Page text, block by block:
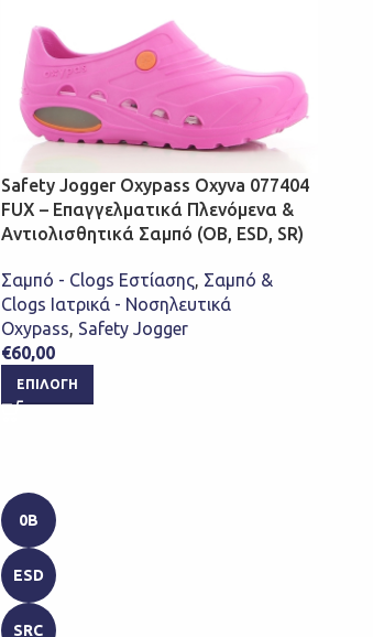
Safety Jogger Oxypass Oxyva 077404
FUX – Επαγγελματικά Πλενόμενα &
Αντιολισθητικά Σαμπό (ΟΒ, ESD, SR)
Σαμπό - Clogs Εστίασης, Σαμπό &
Clogs Ιατρικά - Νοσηλευτικά
Oxypass, Safety Jogger
€60,00
ΕΠΙΛΟΓΉ
0B
ESD
SRC